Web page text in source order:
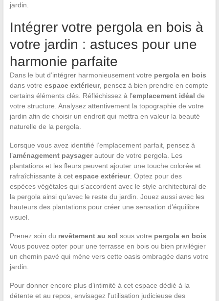
jardin.
Intégrer votre pergola en bois à
votre jardin : astuces pour une
harmonie parfaite
Dans le but d’intégrer harmonieusement votre pergola en bois
dans votre espace extérieur, pensez à bien prendre en compte
certains éléments clés. Réfléchissez à l’emplacement idéal de
votre structure. Analysez attentivement la topographie de votre
jardin afin de choisir un endroit qui mettra en valeur la beauté
naturelle de la pergola.
Lorsque vous avez identifié l’emplacement parfait, pensez à
l’aménagement paysagerautour de votre pergola. Les
plantations et les fleurs peuvent ajouter une touche colorée et
rafraîchissante à cet espace extérieur. Optez pour des
espèces végétales qui s’accordent avec le style architectural de
la pergola ainsi qu’avec le reste du jardin. Jouez aussi avec les
hauteurs des plantations pour créer une sensation d’équilibre
visuel.
Prenez soin du revêtement au sol sous votre pergola en bois
Vous pouvez opter pour une terrasse en bois ou bien privilégier
un chemin pavé qui mène vers cette oasis ombragée dans votre
jardin.
Pour donner encore plus d’intimité à cet espace dédié à la
détente et au repos, envisagez l’utilisation judicieuse des